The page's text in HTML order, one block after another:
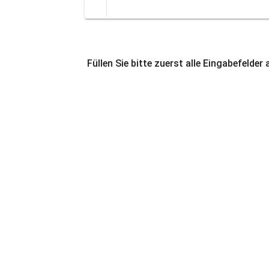
Füllen Sie bitte zuerst alle Eingabefelder